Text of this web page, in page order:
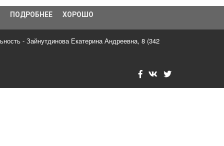
д. 73,618820 info-gornrb@med.permkrai.ru
- Зайнутдинова Екатерина Андреевна, 8 (342
ПОДРОБНЕЕ ХОРОШО